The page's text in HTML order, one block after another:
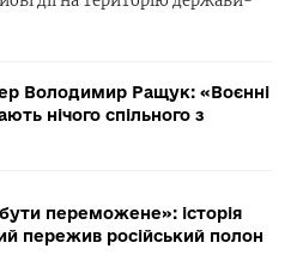
Володимир Ращук: «Воєнні
нічого спільного з
переможене»: історія
пережив російський полон